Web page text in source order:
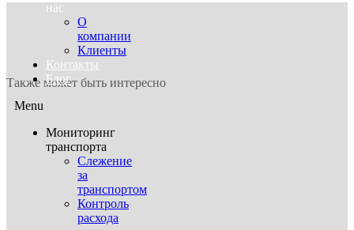
нас
О
компании
Клиенты
Контакты
Блог
Menu
Мониторинг
транспорта
Слежение
за
транспортом
Контроль
расхода
Также может быть интересно